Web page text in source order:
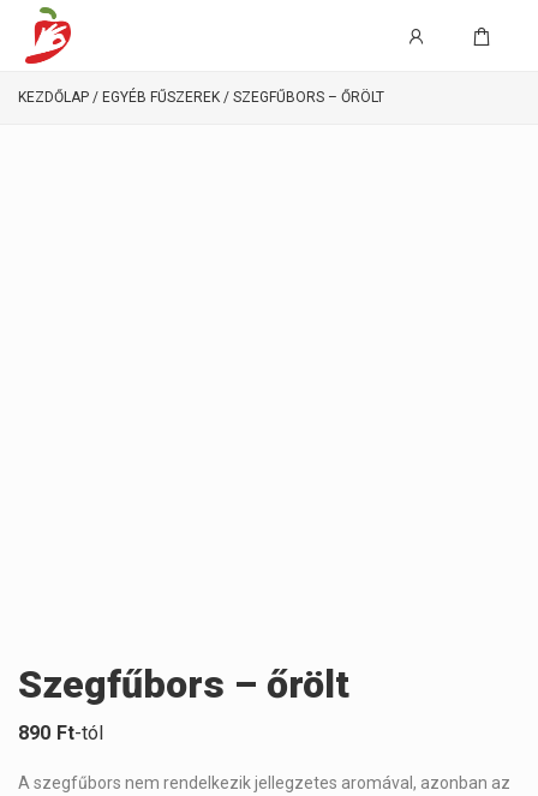
KEZDŐLAP / EGYÉB FŰSZEREK / SZEGFŰBORS – ŐRÖLT
Szegfűbors – őrölt
890 Ft-tól
A szegfűbors nem rendelkezik jellegzetes aromával, azonban az